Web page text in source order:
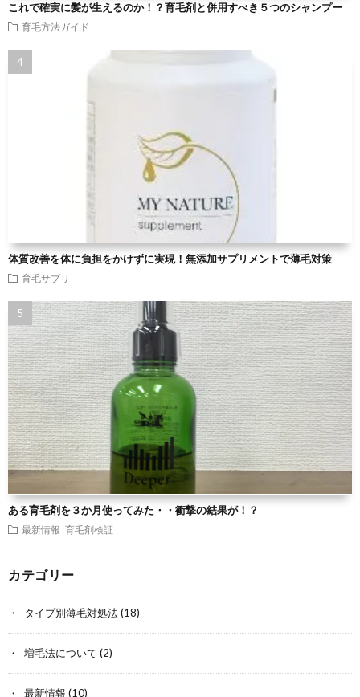
これで確実に髪が生えるのか！？育毛剤と併用すべき５つのシャンプー
育毛方法ガイド
体質改善を体に負担をかけずに実現！無添加サプリメントで薄毛対策
育毛サプリ
ある育毛剤を３か月使ってみた・・衝撃の結果が！？
最新情報 育毛剤検証
カテゴリー
タイプ別薄毛対処法(18)
増毛法について (2)
最新情報 (10)